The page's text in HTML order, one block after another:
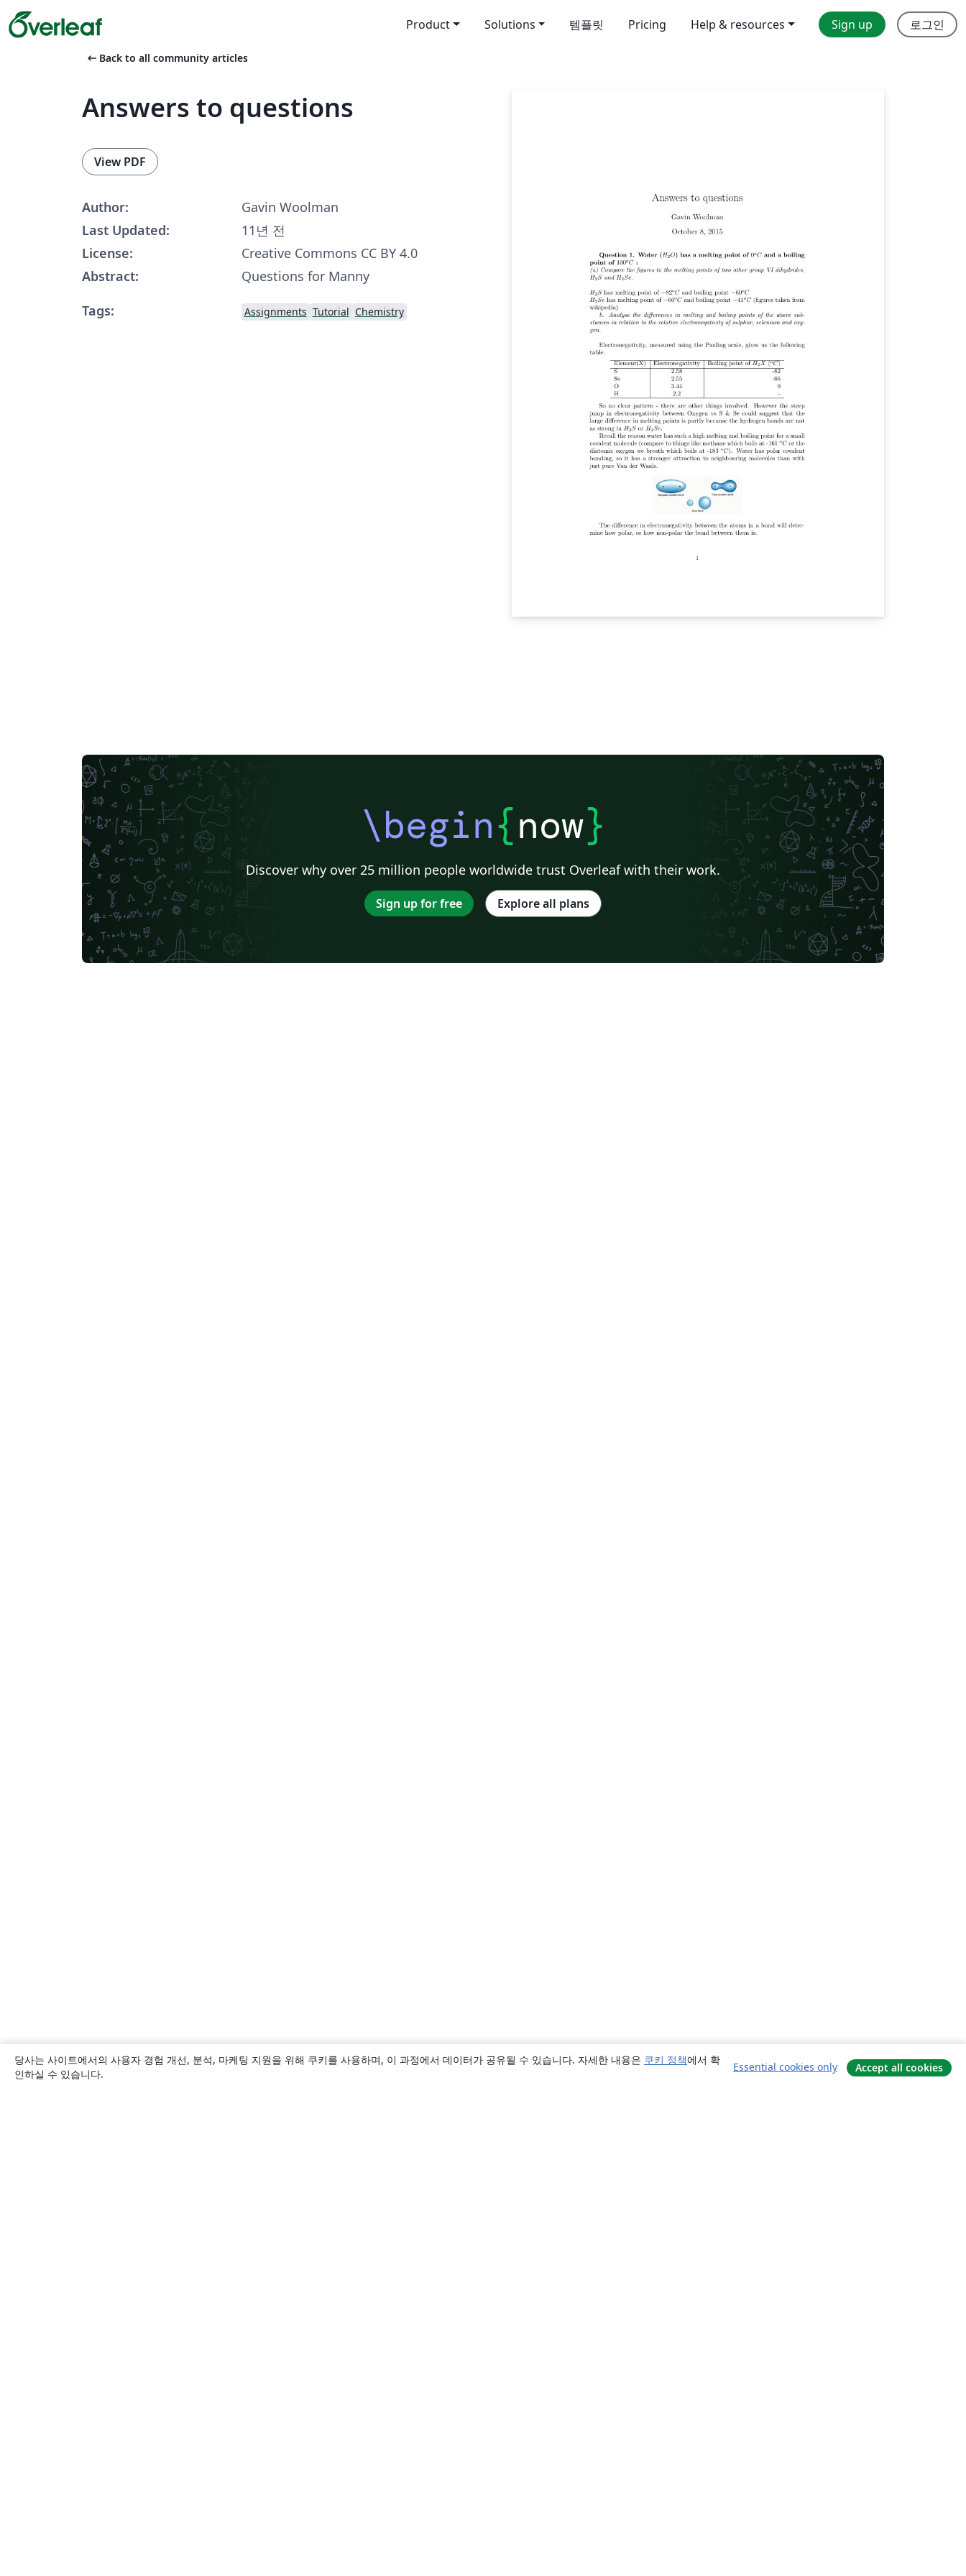
Product Solutions 템플릿 Pricing Help & resources Sign up 로그인
arrow_left_alt Back to all community articles
Answers to questions
View PDF
Author:
Gavin Woolman
Last Updated:
11년 전
License:
Creative Commons CC BY 4.0
Abstract:
Questions for Manny
Tags:
Assignments Tutorial Chemistry
\begin{now}
Discover why over 25 million people worldwide trust Overleaf with their work.
Sign up for free Explore all plans
당사는 사이트에서의 사용자 경험 개선, 분석, 마케팅 지원을 위해 쿠키를 사용하며, 이 과정에서 데이터가 공유될 수 있습니다. 자세한 내용은 쿠키 정책에서 확
인하실 수 있습니다.
Essential cookies only Accept all cookies